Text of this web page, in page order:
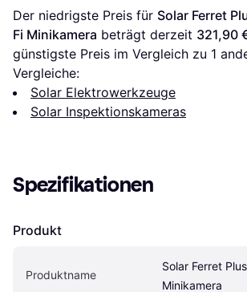
Der niedrigste Preis für Solar Ferret
Fi Minikamera beträgt derzeit 321,90
günstigste Preis im Vergleich zu 1
Vergleiche:
Solar Elektrowerkzeuge
Solar Inspektionskameras
Spezifikationen
Produkt
Produktname
Solar Ferret
Minikamera